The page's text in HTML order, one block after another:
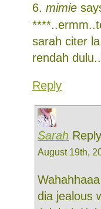
mimie
sarah citer
rendah
Reply
Sarah
August 19th,
dia jealous